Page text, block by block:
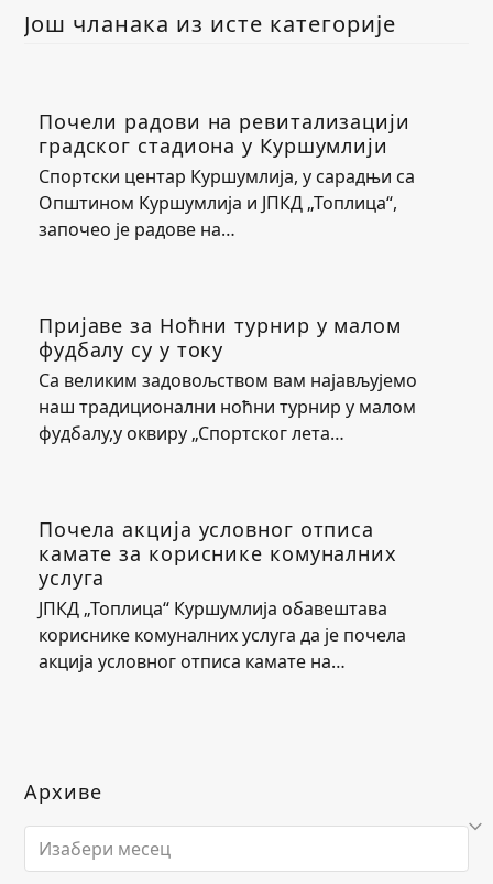
Још чланака из исте категорије
Почели радови на ревитализацији
градског стадиона у Куршумлији
Спортски центар Куршумлија, у сарадњи са
Општином Куршумлија и ЈПКД „Топлица“,
започео је радове на…
Пријаве за Ноћни турнир у малом
фудбалу су у току
Са великим задовољством вам најављујемо
наш традиционални ноћни турнир у малом
фудбалу,у оквиру „Спортског лета…
Почела акција условног отписа
камате за кориснике комуналних
услуга
ЈПКД „Топлица“ Куршумлија обавештава
кориснике комуналних услуга да је почела
акција условног отписа камате на…
Архиве
Архиве